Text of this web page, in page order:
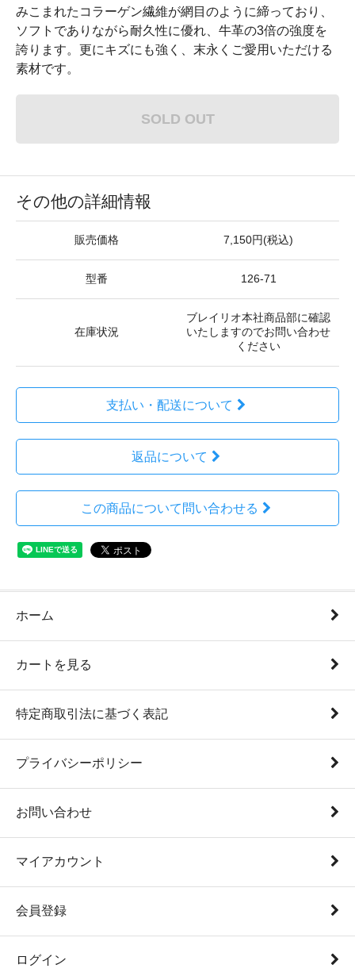
みこまれたコラーゲン繊維が網目のように締っており、
ソフトでありながら耐久性に優れ、牛革の3倍の強度を
誇ります。更にキズにも強く、末永くご愛用いただける
素材です。
SOLD OUT
その他の詳細情報
販売価格 7,150円(税込)
型番 126-71
在庫状況
ブレイリオ本社商品部に確認
いたしますのでお問い合わせ
ください
支払い・配送について
返品について
この商品について問い合わせる
ホーム
カートを見る
特定商取引法に基づく表記
プライバシーポリシー
お問い合わせ
マイアカウント
会員登録
ログイン